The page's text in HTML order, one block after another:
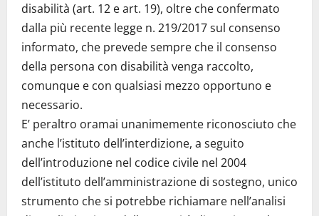
disabilità (art. 12 e art. 19), oltre che confermato
dalla più recente legge n. 219/2017 sul consenso
informato, che prevede sempre che il consenso
della persona con disabilità venga raccolto,
comunque e con qualsiasi mezzo opportuno e
necessario.
E’ peraltro oramai unanimemente riconosciuto che
anche l’istituto dell’interdizione, a seguito
dell’introduzione nel codice civile nel 2004
dell’istituto dell’amministrazione di sostegno, unico
strumento che si potrebbe richiamare nell’analisi